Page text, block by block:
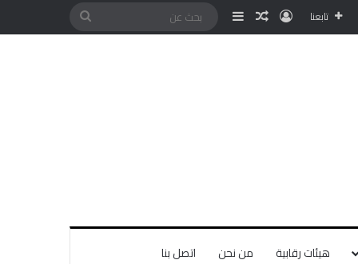
تابعنا
هيئات رقابية من نحن اتصل بنا